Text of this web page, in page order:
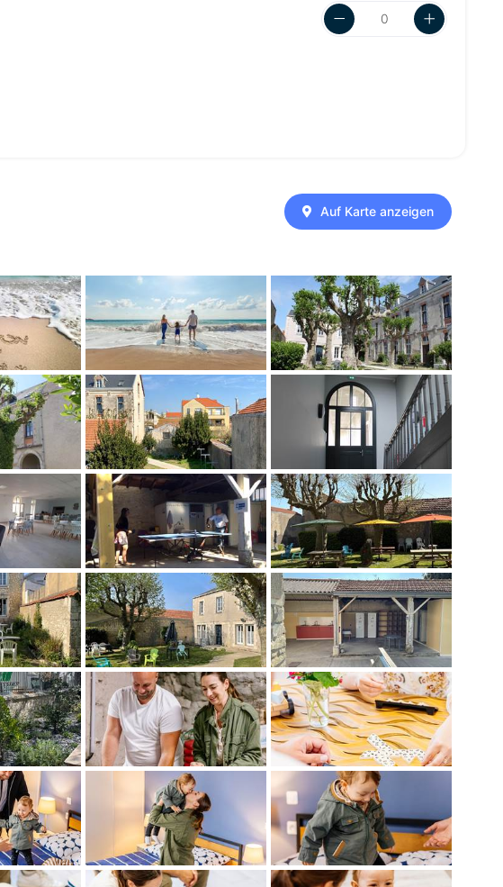
Auf Karte anzeigen